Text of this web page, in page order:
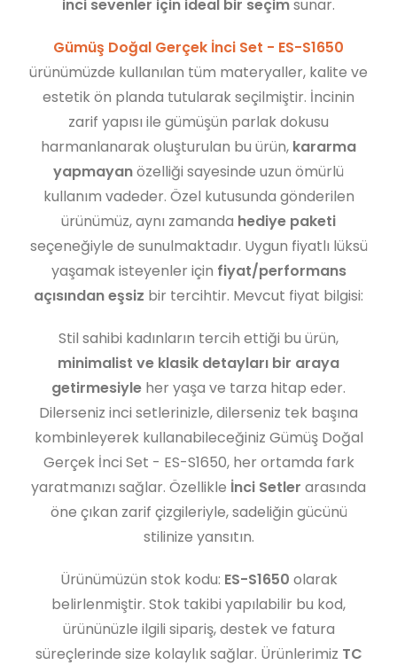
inci sevenler için ideal bir seçimsunar.
Gümüş Doğal Gerçek İnci Set - ES-S1650
ürünümüzde kullanılan tüm materyaller, kalite ve
estetik ön planda tutularak seçilmiştir. İncinin
zarif yapısı ile gümüşün parlak dokusu
harmanlanarak oluşturulan bu ürün, kararma
yapmayanözelliği sayesinde uzun ömürlü
kullanım vadeder. Özel kutusunda gönderilen
ürünümüz, aynı zamanda hediye paketi
seçeneğiyle de sunulmaktadır. Uygun fiyatlı lüksü
yaşamak isteyenler için fiyat/performans
açısından eşsiz bir tercihtir. Mevcut fiyat bilgisi:
Stil sahibi kadınların tercih ettiği bu ürün,
minimalist ve klasik detayları bir araya
getirmesiyle her yaşa ve tarza hitap eder.
Dilerseniz inci setlerinizle, dilerseniz tek başına
kombinleyerek kullanabileceğiniz Gümüş Doğal
Gerçek İnci Set - ES-S1650, her ortamda fark
yaratmanızı sağlar. Özellikle İnci Setler arasında
öne çıkan zarif çizgileriyle, sadeliğin gücünü
stilinize yansıtın.
Ürünümüzün stok kodu: ES-S1650 olarak
belirlenmiştir. Stok takibi yapılabilir bu kod,
ürününüzle ilgili sipariş, destek ve fatura
süreçlerinde size kolaylık sağlar. Ürünlerimiz TC